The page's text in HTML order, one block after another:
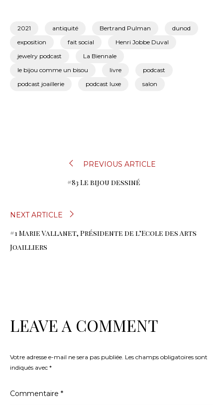
2021 antiquité Bertrand Pulman
dunod
exposition
fait social
Henri Jobbe Duval
jewelry podcast
La Biennale
le bijou comme un bisou
livre
podcast
podcast joaillerie
podcast luxe salon
NAVIGATION
L’ARTICLE
PREVIOUS ARTICLE
#83 Le bijou dessiné
NEXT ARTICLE
#1 Marie Vallanet, Présidente de l’Ecole des Arts
Joailliers
LEAVE A COMMENT
Votre adresse e-mail ne sera pas publiée. Les champs obligatoires sont
indiqués avec *
Commentaire *